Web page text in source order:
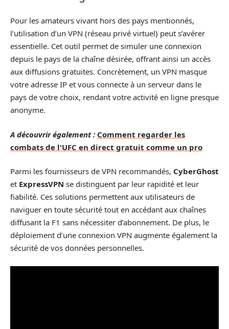
Pour les amateurs vivant hors des pays mentionnés,
l’utilisation d’un VPN (réseau privé virtuel) peut s’avérer
essentielle. Cet outil permet de simuler une connexion
depuis le pays de la chaîne désirée, offrant ainsi un accès
aux diffusions gratuites. Concrètement, un VPN masque
votre adresse IP et vous connecte à un serveur dans le
pays de votre choix, rendant votre activité en ligne presque
anonyme.
A découvrir également : Comment regarder les
combats de l'UFC en direct gratuit comme un pro
Parmi les fournisseurs de VPN recommandés, CyberGhost
et ExpressVPN se distinguent par leur rapidité et leur
fiabilité. Ces solutions permettent aux utilisateurs de
naviguer en toute sécurité tout en accédant aux chaînes
diffusant la F1 sans nécessiter d’abonnement. De plus, le
déploiement d’une connexion VPN augmente également la
sécurité de vos données personnelles.